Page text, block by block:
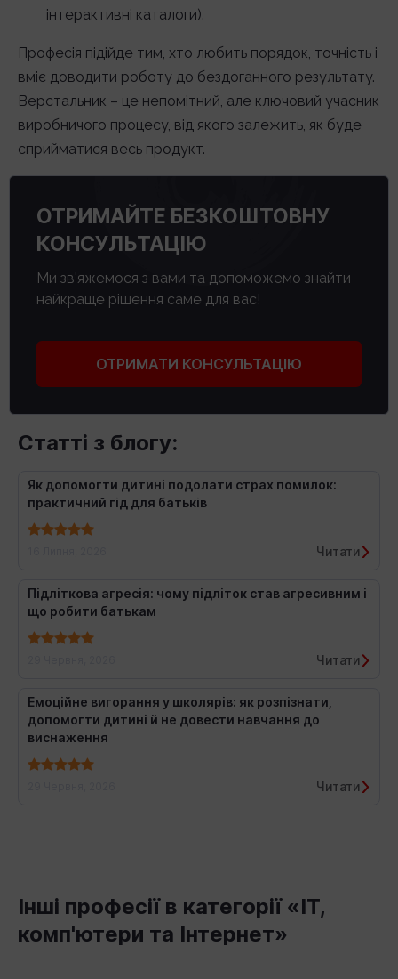
інтерактивні каталоги).
Професія підійде тим, хто любить порядок, точність і
вміє доводити роботу до бездоганного результату.
Верстальник – це непомітний, але ключовий учасник
виробничого процесу, від якого залежить, як буде
сприйматися весь продукт.
ОТРИМАЙТЕ БЕЗКОШТОВНУ
КОНСУЛЬТАЦІЮ
Ми зв'яжемося з вами та допоможемо знайти
найкраще рішення саме для вас!
ОТРИМАТИ КОНСУЛЬТАЦІЮ
Статті з блогу:
Як допомогти дитині подолати страх помилок:
практичний гід для батьків
Читати
Підліткова агресія: чому підліток став агресивним і
що робити батькам
Читати
Емоційне вигорання у школярів: як розпізнати,
допомогти дитині й не довести навчання до
виснаження
Читати
Інші професії в категорії «IT,
комп'ютери та Інтернет»